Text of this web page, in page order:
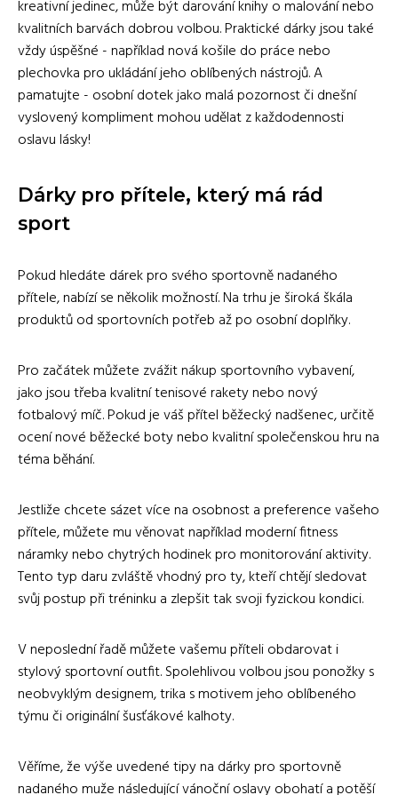
kreativní jedinec, může být darování knihy o malování nebo
kvalitních barvách dobrou volbou. Praktické dárky jsou také
vždy úspěšné - například nová košile do práce nebo
plechovka pro ukládání jeho oblíbených nástrojů. A
pamatujte - osobní dotek jako malá pozornost či dnešní
vyslovený kompliment mohou udělat z každodennosti
oslavu lásky!
Dárky pro přítele, který má rád
sport
Pokud hledáte dárek pro svého sportovně nadaného
přítele, nabízí se několik možností. Na trhu je široká škála
produktů od sportovních potřeb až po osobní doplňky.
Pro začátek můžete zvážit nákup sportovního vybavení,
jako jsou třeba kvalitní tenisové rakety nebo nový
fotbalový míč. Pokud je váš přítel běžecký nadšenec, určitě
ocení nové běžecké boty nebo kvalitní společenskou hru na
téma běhání.
Jestliže chcete sázet více na osobnost a preference vašeho
přítele, můžete mu věnovat například moderní fitness
náramky nebo chytrých hodinek pro monitorování aktivity.
Tento typ daru zvláště vhodný pro ty, kteří chtějí sledovat
svůj postup při tréninku a zlepšit tak svoji fyzickou kondici.
V neposlední řadě můžete vašemu příteli obdarovat i
stylový sportovní outfit. Spolehlivou volbou jsou ponožky s
neobvyklým designem, trika s motivem jeho oblíbeného
týmu či originální šusťákové kalhoty.
Věříme, že výše uvedené tipy na dárky pro sportovně
nadaného muže následující vánoční oslavy obohatí a potěší